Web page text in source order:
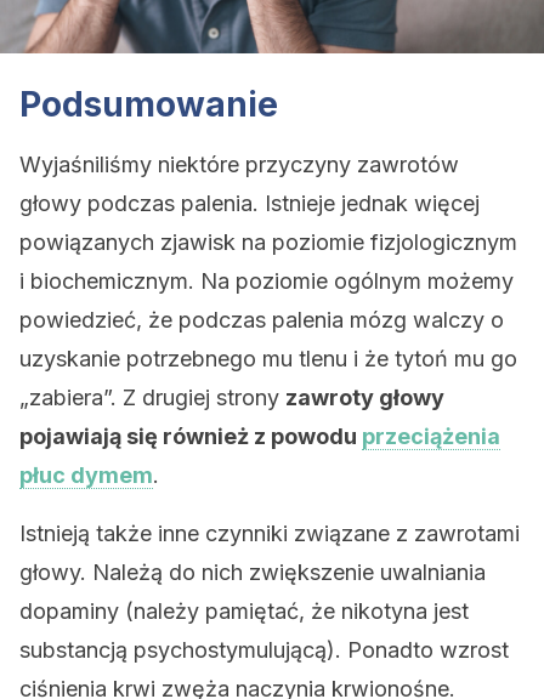
Podsumowanie
Wyjaśniliśmy niektóre przyczyny zawrotów
głowy podczas palenia. Istnieje jednak więcej
powiązanych zjawisk na poziomie fizjologicznym
i biochemicznym. Na poziomie ogólnym możemy
powiedzieć, że podczas palenia mózg walczy o
uzyskanie potrzebnego mu tlenu i że tytoń mu go
„zabiera”. Z drugiej strony zawroty głowy
pojawiają się również z powodu przeciążenia
płuc dymem.
Istnieją także inne czynniki związane z zawrotami
głowy. Należą do nich zwiększenie uwalniania
dopaminy (należy pamiętać, że nikotyna jest
substancją psychostymulującą). Ponadto wzrost
ciśnienia krwi zwęża naczynia krwionośne.